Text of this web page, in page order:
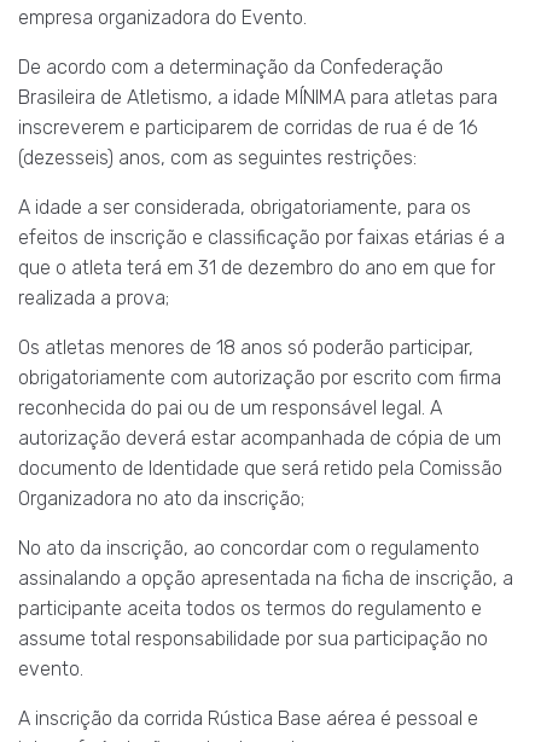
empresa organizadora do Evento.
De acordo com a determinação da Confederação
Brasileira de Atletismo, a idade MÍNIMA para atletas para
inscreverem e participarem de corridas de rua é de 16
(dezesseis) anos, com as seguintes restrições:
A idade a ser considerada, obrigatoriamente, para os
efeitos de inscrição e classificação por faixas etárias é a
que o atleta terá em 31 de dezembro do ano em que for
realizada a prova;
Os atletas menores de 18 anos só poderão participar,
obrigatoriamente com autorização por escrito com firma
reconhecida do pai ou de um responsável legal. A
autorização deverá estar acompanhada de cópia de um
documento de Identidade que será retido pela Comissão
Organizadora no ato da inscrição;
No ato da inscrição, ao concordar com o regulamento
assinalando a opção apresentada na ficha de inscrição, a
participante aceita todos os termos do regulamento e
assume total responsabilidade por sua participação no
evento.
A inscrição da corrida Rústica Base aérea é pessoal e